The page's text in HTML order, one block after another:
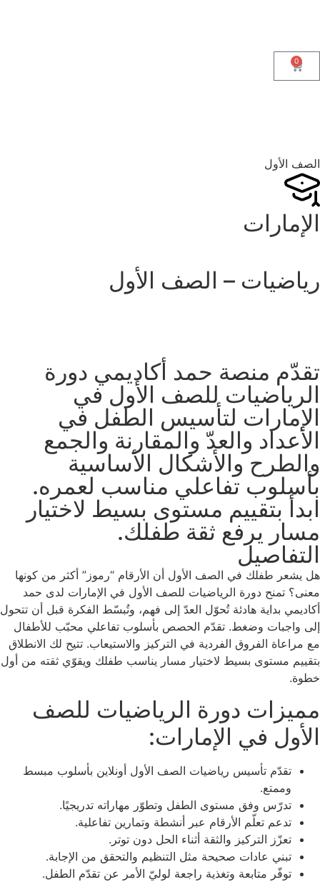
0
الصف الأول
الإمارات
رياضيات – الصف الأول
تقدّم منصة حمد أكاديمي دورة
الرياضيات للصف الأول في
الإمارات لتأسيس الطفل في
الأعداد والعدّ والمقارنة والجمع
والطرح والأشكال الأساسية
بأسلوب تفاعلي مناسب لعمره.
ابدأ بتقييم مستوى بسيط لاختيار
مسار يرفع ثقة طفلك.
التفاصيل
هل يشعر طفلك في الصف الأول أن الأرقام “رموز” أكثر من كونها
معنى؟ تمنح دورة الرياضيات للصف الأول في الإمارات لدى حمد
أكاديمي بداية هادئة تُحوّل العدّ إلى فهم، وتُبسّط الفكرة قبل أن تتحول
إلى واجبات وضغط. تقدّم الحصص بأسلوب تفاعلي محبّب للأطفال
مع مراعاة الفروق الفردية في التركيز والاستيعاب. تتيح لك الانطلاق
بتقييم مستوى بسيط لاختيار مسار يناسب طفلك ويقوّي ثقته من أول
خطوة.
مميزات دورة الرياضيات للصف
الأول في الإمارات:
تقدّم تأسيس رياضيات الصف الأول أونلاين بأسلوب مبسط
وممتع.
تدرّس وفق مستوى الطفل وتطوّر مهاراته تدريجيًا.
تدعم تعلّم الأرقام عبر أنشطة وتمارين تفاعلية.
تعزّز التركيز والثقة أثناء الحل دون توتر.
تبني عادات صحيحة مثل التنظيم والتحقق من الإجابة.
توفّر متابعة وتغذية راجعة لوليّ الأمر عن تقدّم الطفل.